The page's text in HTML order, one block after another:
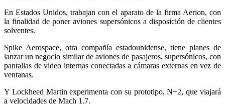
En Estados Unidos, trabajan con el aparato de la firma Aerion, con
la finalidad de poner aviones supersónicos a disposición de clientes
solventes.
Spike Aerospace, otra compañía estadounidense, tiene planes de
lanzar un negocio similar de aviones de pasajeros, supersónicos, con
pantallas de video internas conectadas a cámaras externas en vez de
ventanas.
Y Lockheed Martin experimenta con su prototipo, N+2, que viajará
a velocidades de Mach 1.7.